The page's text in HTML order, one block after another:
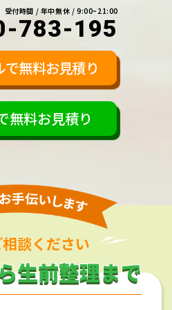
受付時間 / 年中無休 / 9:00~21:00
783-195
で無料お見積り
無料お見積り
談ください
生前整理まで
生前整理まで